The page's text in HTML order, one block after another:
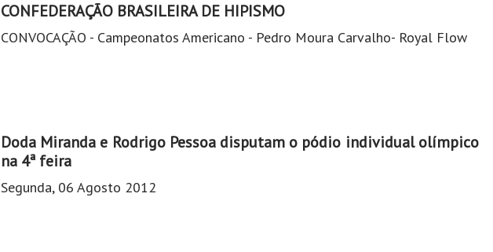
CONFEDERAÇÃO BRASILEIRA DE HIPISMO
CONVOCAÇÃO - Campeonatos Americano - Pedro Moura Carvalho- Royal Flow
Doda Miranda e Rodrigo Pessoa disputam o pódio individual olímpico
na 4ª feira
Segunda, 06 Agosto 2012